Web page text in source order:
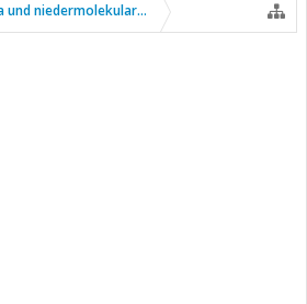
und niedermolekulare Wirkstoffe